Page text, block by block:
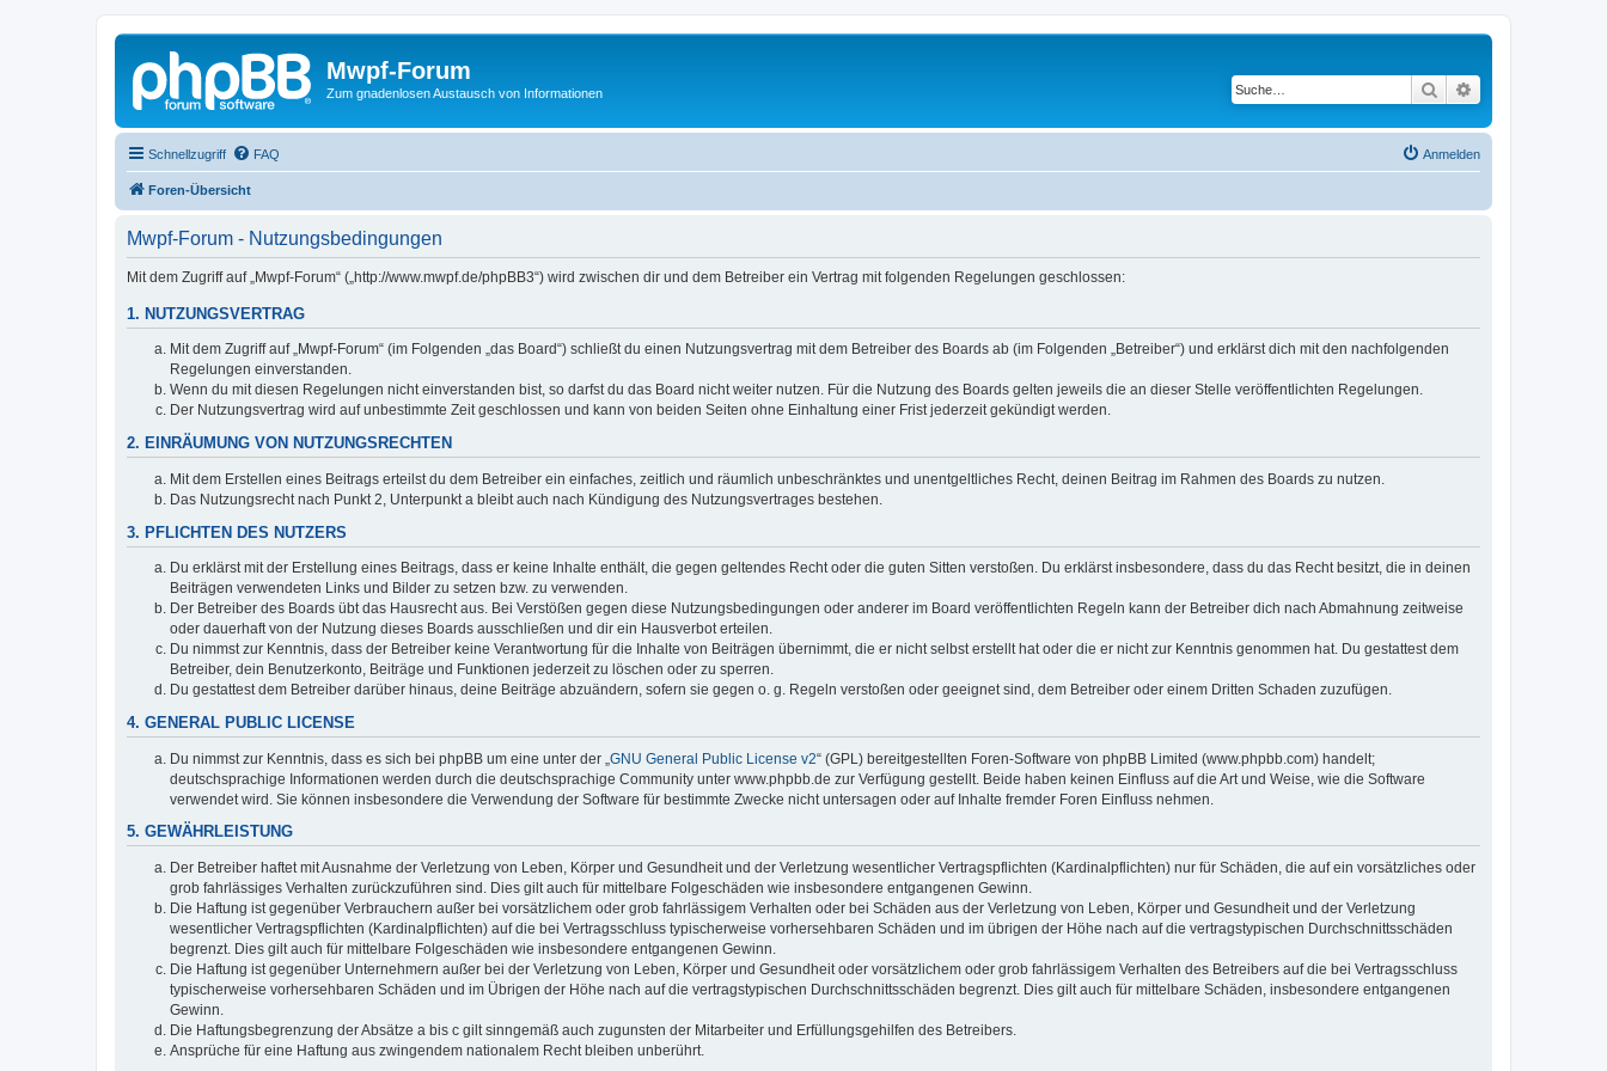
Mwpf-Forum
Zum gnadenlosen Austausch von Informationen Suche
Schnellzugriff FAQ Anmelden
Foren-Übersicht
Mwpf-Forum - Nutzungsbedingungen
Mit dem Zugriff auf „Mwpf-Forum“ („http://www.mwpf.de/phpBB3“) wird zwischen dir und dem Betreiber ein Vertrag mit folgenden Regelungen geschlossen:
1. NUTZUNGSVERTRAG
Mit dem Zugriff auf „Mwpf-Forum“ (im Folgenden „das Board“) schließt du einen Nutzungsvertrag mit dem Betreiber des Boards ab (im Folgenden „Betreiber“) und erklärst dich mit den nachfolgenden
Regelungen einverstanden.
Wenn du mit diesen Regelungen nicht einverstanden bist, so darfst du das Board nicht weiter nutzen. Für die Nutzung des Boards gelten jeweils die an dieser Stelle veröffentlichten Regelungen.
Der Nutzungsvertrag wird auf unbestimmte Zeit geschlossen und kann von beiden Seiten ohne Einhaltung einer Frist jederzeit gekündigt werden.
2. EINRÄUMUNG VON NUTZUNGSRECHTEN
Mit dem Erstellen eines Beitrags erteilst du dem Betreiber ein einfaches, zeitlich und räumlich unbeschränktes und unentgeltliches Recht, deinen Beitrag im Rahmen des Boards zu nutzen.
Das Nutzungsrecht nach Punkt 2, Unterpunkt a bleibt auch nach Kündigung des Nutzungsvertrages bestehen.
3. PFLICHTEN DES NUTZERS
Du erklärst mit der Erstellung eines Beitrags, dass er keine Inhalte enthält, die gegen geltendes Recht oder die guten Sitten verstoßen. Du erklärst insbesondere, dass du das Recht besitzt, die in deinen
Beiträgen verwendeten Links und Bilder zu setzen bzw. zu verwenden.
Der Betreiber des Boards übt das Hausrecht aus. Bei Verstößen gegen diese Nutzungsbedingungen oder anderer im Board veröffentlichten Regeln kann der Betreiber dich nach Abmahnung zeitweise
oder dauerhaft von der Nutzung dieses Boards ausschließen und dir ein Hausverbot erteilen.
Du nimmst zur Kenntnis, dass der Betreiber keine Verantwortung für die Inhalte von Beiträgen übernimmt, die er nicht selbst erstellt hat oder die er nicht zur Kenntnis genommen hat. Du gestattest dem
Betreiber, dein Benutzerkonto, Beiträge und Funktionen jederzeit zu löschen oder zu sperren.
Du gestattest dem Betreiber darüber hinaus, deine Beiträge abzuändern, sofern sie gegen o. g. Regeln verstoßen oder geeignet sind, dem Betreiber oder einem Dritten Schaden zuzufügen.
4. GENERAL PUBLIC LICENSE
Du nimmst zur Kenntnis, dass es sich bei phpBB um eine unter der „ GNU General Public License v2“ (GPL) bereitgestellten Foren-Software von phpBB Limited (www.phpbb.com) handelt;
deutschsprachige Informationen werden durch die deutschsprachige Community unter www.phpbb.de zur Verfügung gestellt. Beide haben keinen Einfluss auf die Art und Weise, wie die Software
verwendet wird. Sie können insbesondere die Verwendung der Software für bestimmte Zwecke nicht untersagen oder auf Inhalte fremder Foren Einfluss nehmen.
5. GEWÄHRLEISTUNG
Der Betreiber haftet mit Ausnahme der Verletzung von Leben, Körper und Gesundheit und der Verletzung wesentlicher Vertragspflichten (Kardinalpflichten) nur für Schäden, die auf ein vorsätzliches oder
grob fahrlässiges Verhalten zurückzuführen sind. Dies gilt auch für mittelbare Folgeschäden wie insbesondere entgangenen Gewinn.
Die Haftung ist gegenüber Verbrauchern außer bei vorsätzlichem oder grob fahrlässigem Verhalten oder bei Schäden aus der Verletzung von Leben, Körper und Gesundheit und der Verletzung
wesentlicher Vertragspflichten (Kardinalpflichten) auf die bei Vertragsschluss typischerweise vorhersehbaren Schäden und im übrigen der Höhe nach auf die vertragstypischen Durchschnittsschäden
begrenzt. Dies gilt auch für mittelbare Folgeschäden wie insbesondere entgangenen Gewinn.
Die Haftung ist gegenüber Unternehmern außer bei der Verletzung von Leben, Körper und Gesundheit oder vorsätzlichem oder grob fahrlässigem Verhalten des Betreibers auf die bei Vertragsschluss
typischerweise vorhersehbaren Schäden und im Übrigen der Höhe nach auf die vertragstypischen Durchschnittsschäden begrenzt. Dies gilt auch für mittelbare Schäden, insbesondere entgangenen
Gewinn.
Die Haftungsbegrenzung der Absätze a bis c gilt sinngemäß auch zugunsten der Mitarbeiter und Erfüllungsgehilfen des Betreibers.
Ansprüche für eine Haftung aus zwingendem nationalem Recht bleiben unberührt.